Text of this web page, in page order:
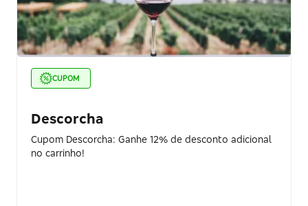
CUPOM
Descorcha
Cupom Descorcha: Ganhe 12% de desconto adicional
no carrinho!